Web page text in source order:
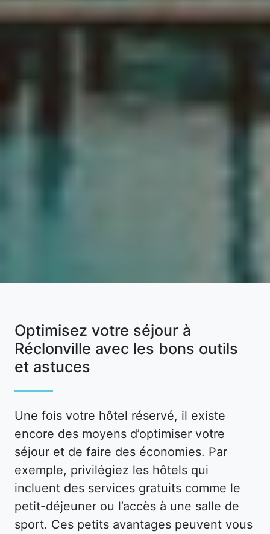
Optimisez votre séjour à
Réclonville avec les bons outils
et astuces
Une fois votre hôtel réservé, il existe
encore des moyens d’optimiser votre
séjour et de faire des économies. Par
exemple, privilégiez les hôtels qui
incluent des services gratuits comme le
petit-déjeuner ou l’accès à une salle de
sport. Ces petits avantages peuvent vous